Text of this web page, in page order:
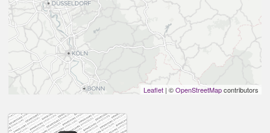
Leaflet | ©OpenStreetMapcontributors